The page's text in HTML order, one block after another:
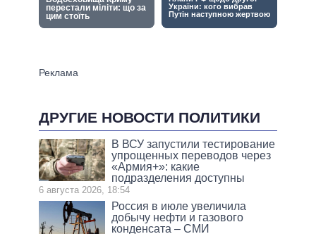
ДРУГИЕ НОВОСТИ ПОЛИТИКИ
В ВСУ запустили тестирование
упрощенных переводов через
«Армия+»: какие
подразделения доступны
6 августа 2026, 18:54
Россия в июле увеличила
добычу нефти и газового
конденсата – СМИ